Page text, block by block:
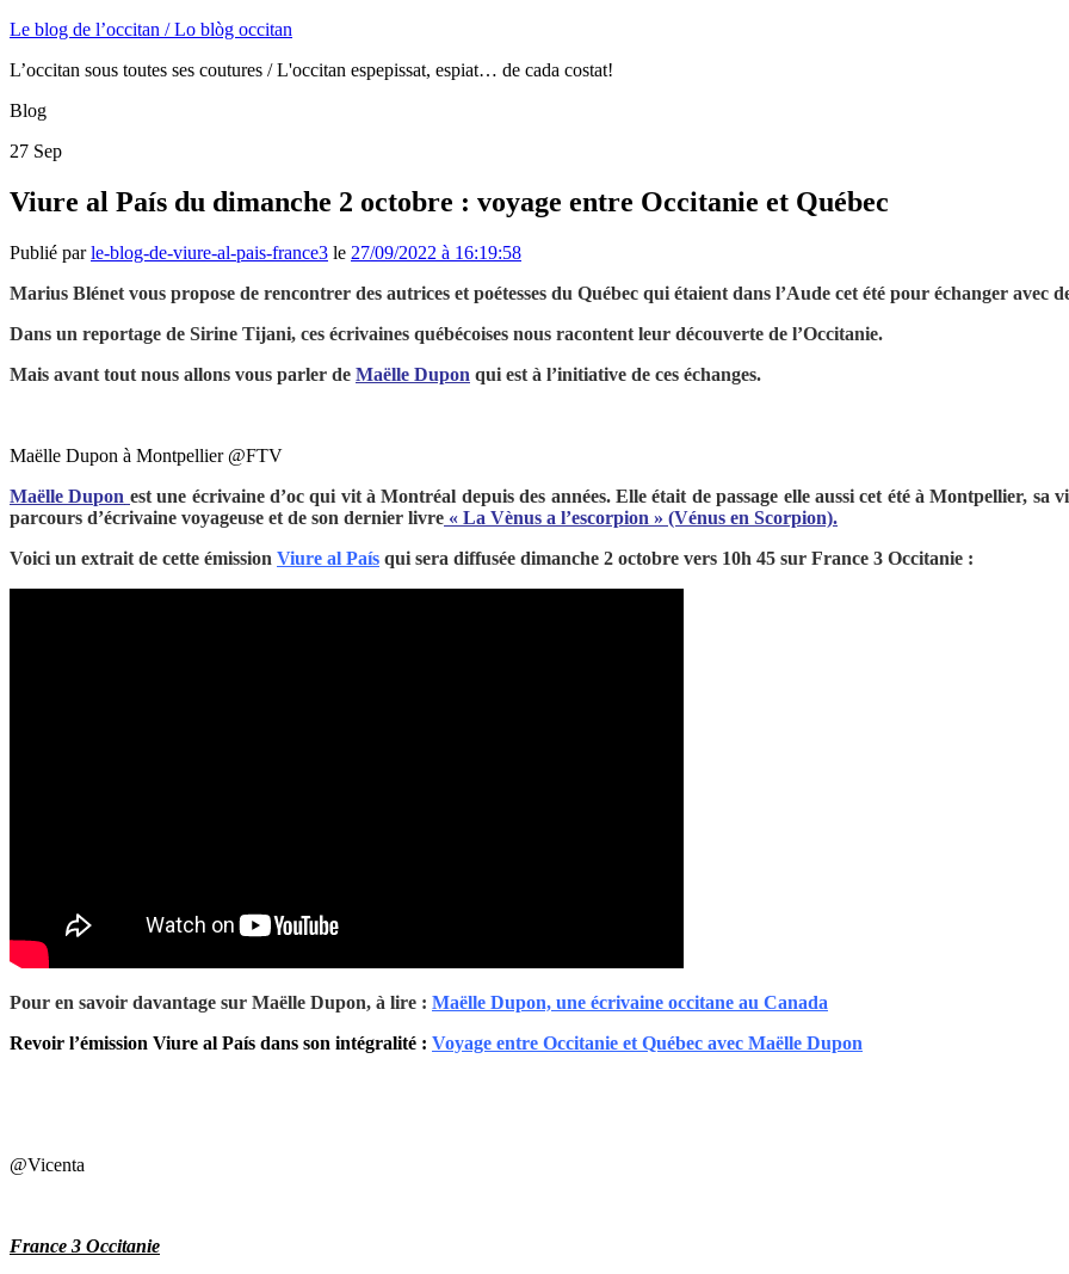
Le blog de l’occitan / Lo blòg occitan
L’occitan sous toutes ses coutures / L'occitan espepissat, espiat… de cada costat!
Blog
27 Sep
Viure al País du dimanche 2 octobre : voyage entre Occitanie et Québec
Publié parle-blog-de-viure-al-pais-france3 le 27/09/2022 à 16:19:58
Marius Blénet vous propose de rencontrer des autrices et poétesses du Québec qui étaient dans l’Aude cet été pour échanger avec
Dans un reportage de Sirine Tijani, ces écrivaines québécoises nous racontent leur découverte de l’Occitanie.
Mais avant tout nous allons vous parler de Maëlle Dupon qui est à l’initiative de ces échanges.
Maëlle Dupon à Montpellier @FTV
Maëlle Dupon est une écrivaine d’oc qui vit à Montréal depuis des années. Elle était de passage elle aussi cet été à Montpellier,
parcours d’écrivaine voyageuse et de son dernier livre « La Vènus a l’escorpion » (Vénus en Scorpion).
Voici un extrait de cette émission Viure al País qui sera diffusée dimanche 2 octobre vers 10h 45 sur France 3 Occitanie :
Pour en savoir davantage sur Maëlle Dupon, à lire : Maëlle Dupon, une écrivaine occitane au Canada
Revoir l’émission Viure al País dans son intégralité : Voyage entre Occitanie et Québec avec Maëlle Dupon
@Vicenta
France 3 Occitanie